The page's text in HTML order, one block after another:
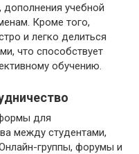
дополнения учебной
Кроме того,
и легко делиться
что способствует
обучению.
для
между студентами,
группы, форумы и